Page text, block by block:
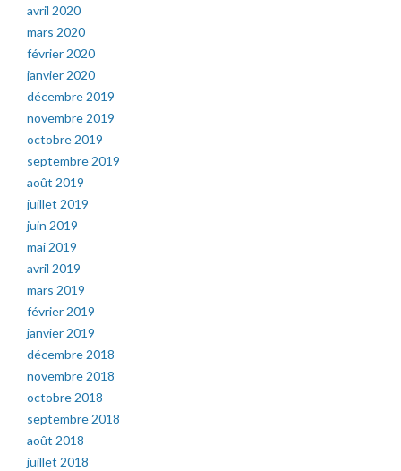
avril 2020
mars 2020
février 2020
janvier 2020
décembre 2019
novembre 2019
octobre 2019
septembre 2019
août 2019
juillet 2019
juin 2019
mai 2019
avril 2019
mars 2019
février 2019
janvier 2019
décembre 2018
novembre 2018
octobre 2018
septembre 2018
août 2018
juillet 2018